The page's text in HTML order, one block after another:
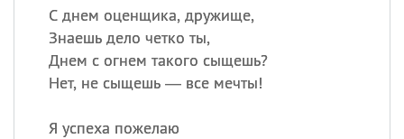
С днем оценщика, дружище,
Знаешь дело четко ты,
Днем с огнем такого сыщешь?
Нет, не сыщешь — все мечты!
Я успеха пожелаю
великомученика
Пантелеймона –
врачей и целителя
больных